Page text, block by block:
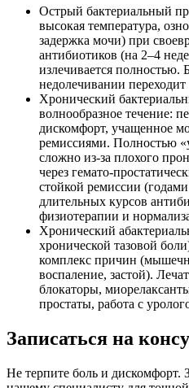
Острый бактериальный
высокая температура,
задержка мочи) при
антибиотиков (на 2–4
излечивается полностью.
недолечивании
Хронический
волнообразное течение:
дискомфорт, учащенное
ремиссиями. Полностью
сложно из-за плохого
через гемато-
стойкой ремиссии
длительных курсов
физиотерапии и
Хронический
хронической тазовой
комплекс причин
воспаление, застой).
блокаторы,
простаты, работа с
Записаться на
Не терпите боль и дискомфорт.